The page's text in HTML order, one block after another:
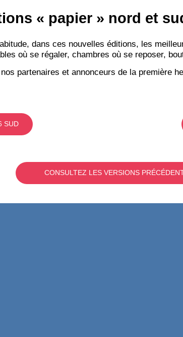
« papier » nord et
dans ces nouvelles éditions, les
où se régaler, chambres où se reposer,
partenaires et annonceurs de la première
SUD
CONSULTEZ LES VERSIONS